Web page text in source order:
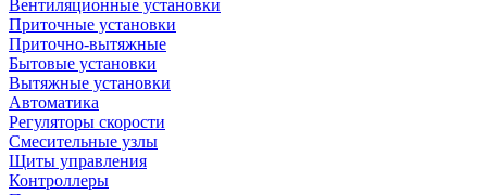
Вентиляционные установки
Приточные установки
Приточно-вытяжные
Бытовые установки
Вытяжные установки
Автоматика
Регуляторы скорости
Смесительные узлы
Щиты управления
Контроллеры